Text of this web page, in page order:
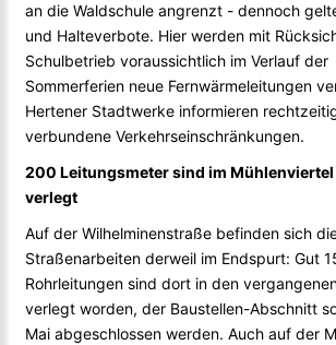
an die Waldschule angrenzt - dennoch
und Halteverbote. Hier werden mit
Schulbetrieb voraussichtlich im Verlauf der
Sommerferien neue Fernwärmeleitungen
Hertener Stadtwerke informieren
verbundene Verkehrseinschränkungen.
200 Leitungsmeter sind im
verlegt
Auf der Wilhelminenstraße befinden sich
Straßenarbeiten derweil im Endspurt: Gut
Rohrleitungen sind dort in den
verlegt worden, der Baustellen-Abschnitt
Mai abgeschlossen werden. Auch auf der